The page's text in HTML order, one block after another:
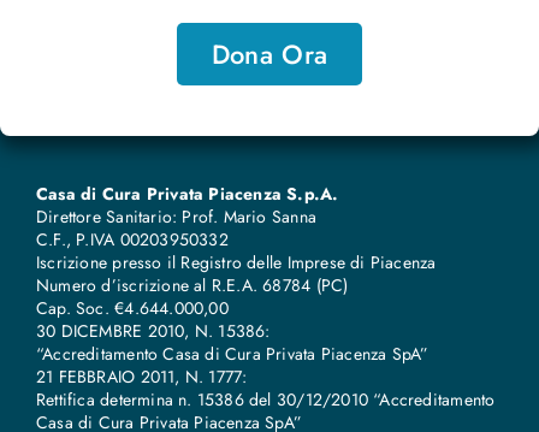
Dona Ora
Casa di Cura Privata Piacenza S.p.A.
Direttore Sanitario: Prof. Mario Sanna
C.F., P.IVA 00203950332
Iscrizione presso il Registro delle Imprese di Piacenza
Numero d’iscrizione al R.E.A. 68784 (PC)
Cap. Soc. €4.644.000,00
30 DICEMBRE 2010, N. 15386:
“Accreditamento Casa di Cura Privata Piacenza SpA”
21 FEBBRAIO 2011, N. 1777:
Rettifica determina n. 15386 del 30/12/2010 “Accreditamento
Casa di Cura Privata Piacenza SpA”